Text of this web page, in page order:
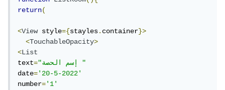
return(
<View style={stayles.container}>
<TouchableOpacity>
<List
text=
"إسم الحصة "
date='20-5-2022'
number='1'